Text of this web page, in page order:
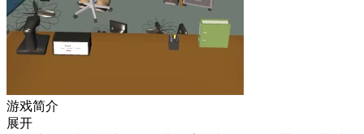
游戏简介
展开